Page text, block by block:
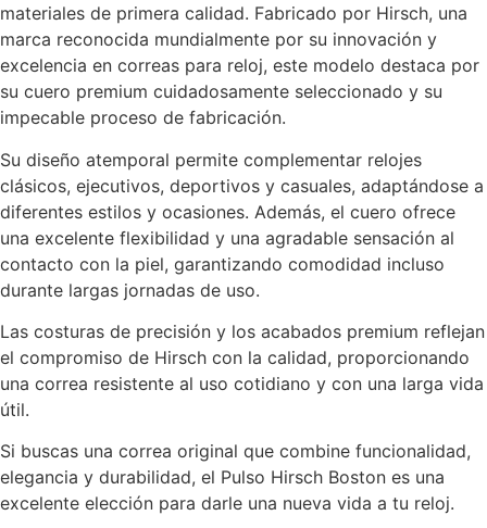
materiales de primera calidad. Fabricado por Hirsch, una
marca reconocida mundialmente por su innovación y
excelencia en correas para reloj, este modelo destaca por
su cuero premium cuidadosamente seleccionado y su
impecable proceso de fabricación.
Su diseño atemporal permite complementar relojes
clásicos, ejecutivos, deportivos y casuales, adaptándose a
diferentes estilos y ocasiones. Además, el cuero ofrece
una excelente flexibilidad y una agradable sensación al
contacto con la piel, garantizando comodidad incluso
durante largas jornadas de uso.
Las costuras de precisión y los acabados premium reflejan
el compromiso de Hirsch con la calidad, proporcionando
una correa resistente al uso cotidiano y con una larga vida
útil.
Si buscas una correa original que combine funcionalidad,
elegancia y durabilidad, el Pulso Hirsch Boston es una
excelente elección para darle una nueva vida a tu reloj.